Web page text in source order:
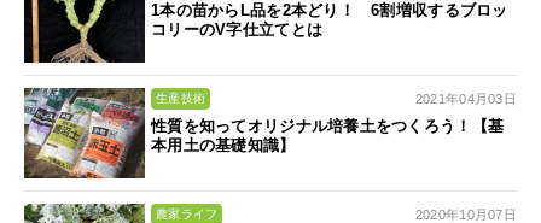
1本の苗からL品を2本どり！ 6割増収するブロッ
コリーのV字仕立てとは
生産技術 2021年04月03日
性質を知ってオリジナル培養土をつくろう！【基
本用土の基礎知識】
農家ライフ 2020年10月07日